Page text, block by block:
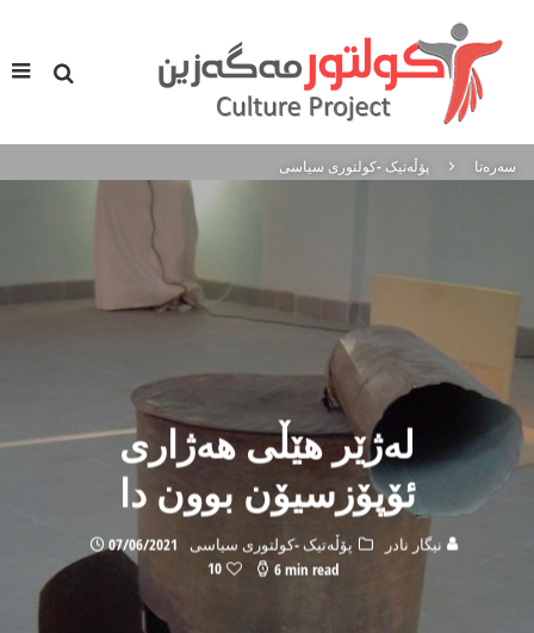
سه‌ره‌تا پۆڵه‌تیک -كولتوری سیاسی
لەژێر هێڵی هەژاری
ئۆپۆزسيۆن بوون دا
نیگار نادر پۆڵه‌تیک -كولتوری سیاسی
07/06/2021
6 min read
10